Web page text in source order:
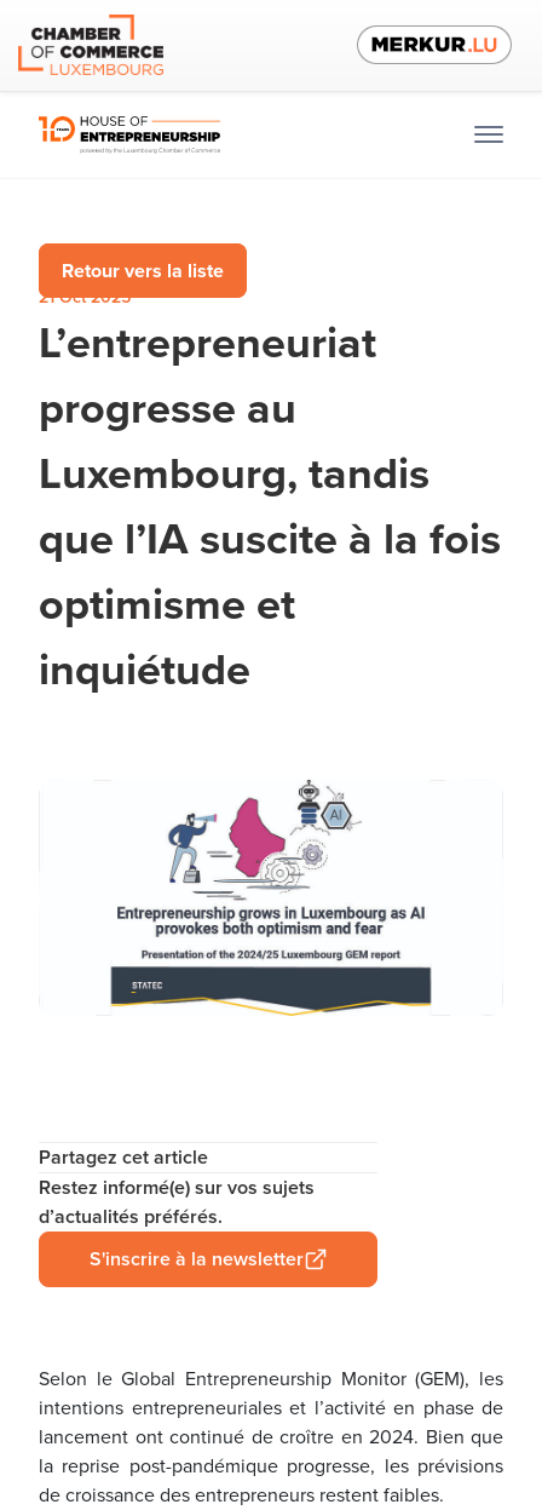
Retour vers la liste
21 Oct 2025
L’entrepreneuriat
progresse au
Luxembourg, tandis
que l’IA suscite à la fois
optimisme et
inquiétude
Partagez cet article
Restez informé(e) sur vos sujets
d’actualités préférés.
S'inscrire à la newsletter
Selon le Global Entrepreneurship Monitor (GEM), les
intentions entrepreneuriales et l’activité en phase de
lancement ont continué de croître en 2024. Bien que
la reprise post-pandémique progresse, les prévisions
de croissance des entrepreneurs restent faibles.